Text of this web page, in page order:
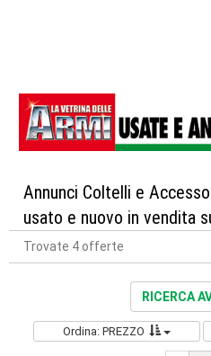
Annunci Coltelli e
usato e nuovo in vendita
Trovate 4 offerte
RICERCA
Ordina: PREZZO